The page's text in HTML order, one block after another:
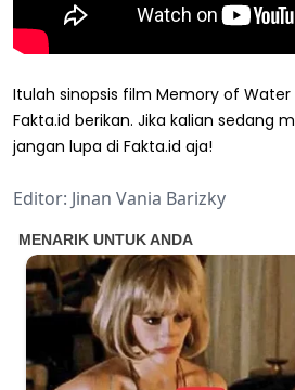
Itulah sinopsis film Memory of
Fakta.id berikan. Jika kalian sedang
jangan lupa di Fakta.id aja!
Editor: Jinan Vania Barizky